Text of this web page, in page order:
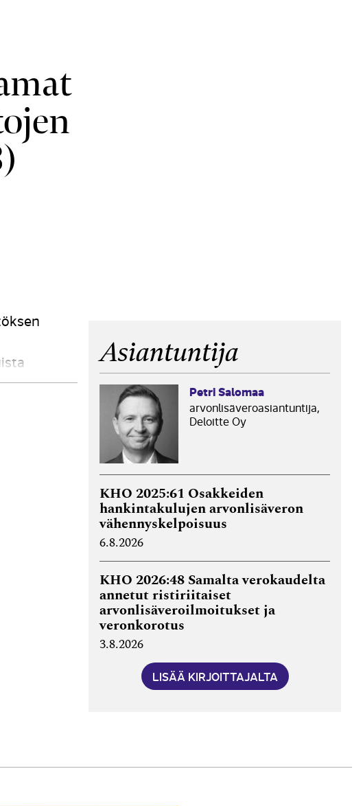
Asiantuntija
Petri Salomaa
arvonlisäveroasiantuntija,
Deloitte Oy
KHO 2025:61 Osakkeiden
hankintakulujen arvonlisäveron
vähennyskelpoisuus
6.8.2026
KHO 2026:48 Samalta verokaudelta
annetut ristiriitaiset
arvonlisäveroilmoitukset ja
veronkorotus
3.8.2026
LISÄÄ KIRJOITTAJALTA